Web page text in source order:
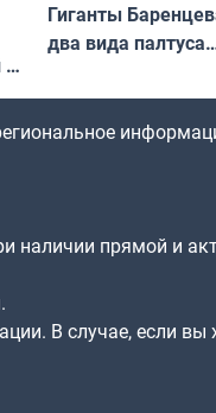
у
Гиганты
два вида палтуса
наличии прямой и
В случае, если